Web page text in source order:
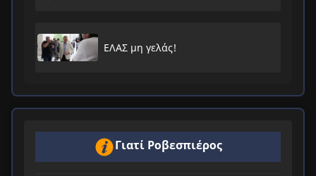
ΕΛΑΣ μη γελάς!
Γιατί Ροβεσπιέρος